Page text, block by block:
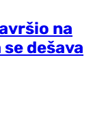
na
dešava